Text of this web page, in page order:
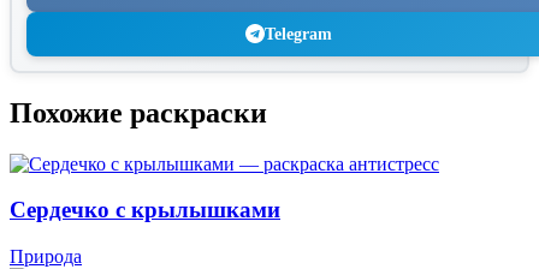
Telegram
Похожие раскраски
Сердечко с крылышками
Природа